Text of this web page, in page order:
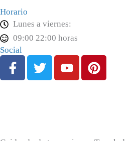
Horario
Lunes a viernes:
09:00 22:00 horas
Social
F
a
o
T
w
r
Y
o
P
i
e